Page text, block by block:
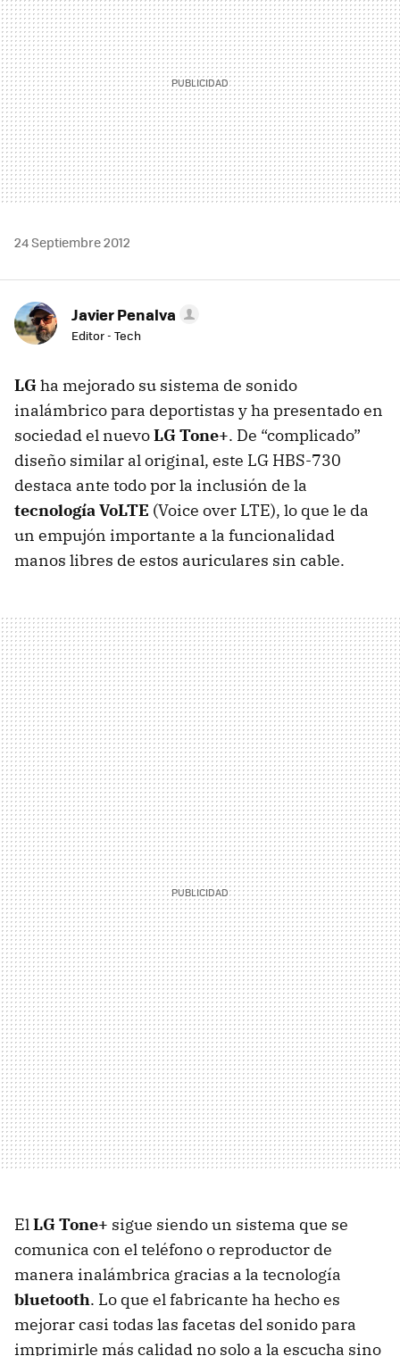
24 Septiembre 2012
Javier Penalva
Editor - Tech
LGha mejorado su sistema de sonido
inalámbrico para deportistas y ha presentado en
sociedad el nuevoLG Tone+. De “complicado”
diseño similar al original, este LG HBS-730
destaca ante todo por la inclusión de la
tecnología VoLTE (Voice over LTE), lo que le da
un empujón importante a la funcionalidad
manos libres de estos auriculares sin cable.
ElLG Tone+ sigue siendo un sistema que se
comunica con el teléfono o reproductor de
manera inalámbrica gracias a la tecnología
bluetooth. Lo que el fabricante ha hecho es
mejorar casi todas las facetas del sonido para
imprimirle más calidad no solo a la escucha sino